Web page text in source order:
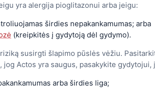
yra alergija pioglitazonui arba jeigu:
širdies nepakankamumas; arba
(kreipkitės į gydytoją dėl gydymo).
susirgti šlapimo pūslės vėžiu.
Actos yra saugus, pasakykite gydytojui,
arba širdies liga;